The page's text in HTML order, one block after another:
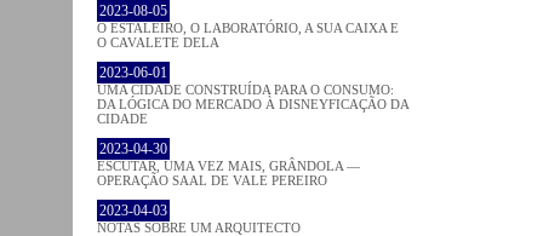
2023-08-05
O ESTALEIRO, O LABORATÓRIO, A SUA CAIXA E
O CAVALETE DELA
2023-06-01
UMA CIDADE CONSTRUÍDA PARA O CONSUMO:
DA LÓGICA DO MERCADO À DISNEYFICAÇÃO DA
CIDADE
2023-04-30
ESCUTAR, UMA VEZ MAIS, GRÂNDOLA —
OPERAÇÃO SAAL DE VALE PEREIRO
2023-04-03
NOTAS SOBRE UM ARQUITECTO